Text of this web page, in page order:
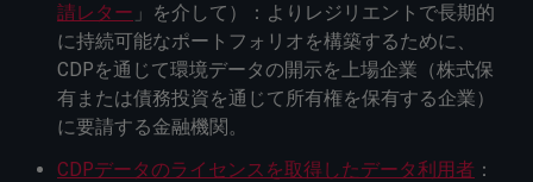
請レター 」を介して）：よりレジリエントで長期的
に持続可能なポートフォリオを構築するために、
CDPを通じて環境データの開示を上場企業（株式保
有または債務投資を通じて所有権を保有する企業）
に要請する金融機関。
CDPデータのライセンスを取得したデータ利用者 ：